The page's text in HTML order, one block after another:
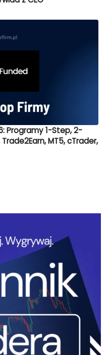
Programy 1-Step, 2-
MT5, cTrader,